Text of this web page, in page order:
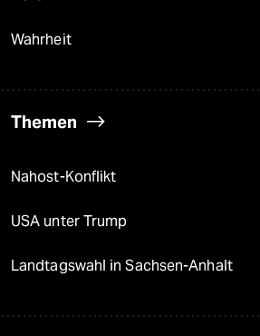
Wahrheit
Themen
Nahost-Konflikt
USA unter Trump
Landtagswahl in Sachsen-Anhalt